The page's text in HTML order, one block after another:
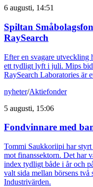
6 augusti, 14:51
Spiltan
RaySearch
Efter en svagare
ett tydligt lyft i juli. Mips
RaySearch Laboratories är
nyheter/Aktiefonder
5 augusti, 15:06
Fondvinnare med
Tommi Saukkoriipi har
mot finanssektorn. Det har
index tydligt både i år och
valt sida mellan börsens
Industrivärden.